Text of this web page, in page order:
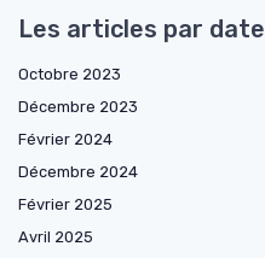
Les articles par date
Octobre 2023
Décembre 2023
Février 2024
Décembre 2024
Février 2025
Avril 2025